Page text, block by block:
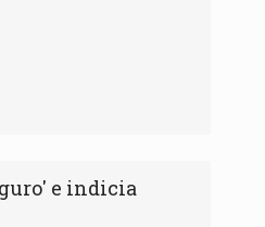
e indicia